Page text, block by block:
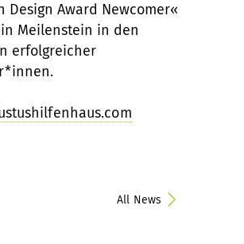
Design Award Newcomer«
Meilenstein in den
erfolgreicher
All News